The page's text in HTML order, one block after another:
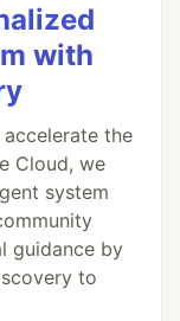
with
the
Cloud, we
system
guidance by
to